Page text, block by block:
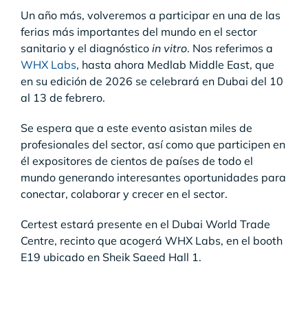
Un año más, volveremos a participar en una de las
ferias más importantes del mundo en el sector
sanitario y el diagnóstico in vitro. Nos referimos a
WHX Labs, hasta ahora Medlab Middle East, que
en su edición de 2026 se celebrará en Dubai del 10
al 13 de febrero.
Se espera que a este evento asistan miles de
profesionales del sector, así como que participen en
él expositores de cientos de países de todo el
mundo generando interesantes oportunidades para
conectar, colaborar y crecer en el sector.
Certest estará presente en el Dubai World Trade
Centre, recinto que acogerá WHX Labs, en el booth
E19 ubicado en Sheik Saeed Hall 1.